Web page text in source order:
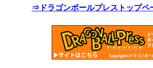
⇒ドラゴンボールプレストップペ